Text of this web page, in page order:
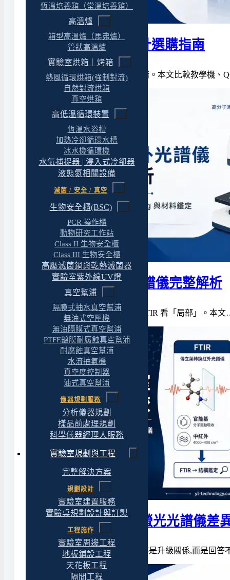
恆溫培養箱（常溫培養箱）
高溫爐
箱型高溫爐（馬弗爐）
管狀高溫爐
實驗室烘箱｜烤箱
熱風循環烘箱(強制對流)
自然對流烘箱
真空烘箱
高低溫循環裝置
恆溫水浴槽
加熱冷卻循環水槽
冰水機循環機
水氣捕捉器 | 浸入式冷卻器
液態氮相關設備
滅菌 / 安全 / 真空
生物安全櫃(BSC)
PCR 操作櫃
動物研究工作站
Class II 生物安全櫃
Class III 生物安全櫃
高壓滅菌鍋與乾熱滅菌器
實驗室紫外線UV燈
真空幫浦
隔膜式抽水真空幫浦
無油式空壓機
無油隔膜式真空幫浦
PTFE鍍膜耐腐蝕真空幫浦
耐腐蝕真空幫浦
水流抽氣機
真空度控制器
油式真空幫浦
儀器規劃服務
分析儀器規劃
樣品前處理規劃
科學儀器經理人服務
實驗室規劃與工程
完整解決方案
規劃設計
實驗室建置服務
實驗桌規劃設計與訂製
工程施作
實驗室周邊工程
地板鋪設工程
天花板工程
隔間工程
UV-Vis 分光光度計選購指南
UV-Vis 最容易買也最容易買錯。本文比較教學機、
FTIR 顯微紅外光譜儀完整解析
一般 FTIR 看「平均」,顯微 FTIR 看「局部」。本
FTIR、UV-Vis、螢光光譜儀差
FTIR、UV-Vis、螢光光譜儀不是升級關係,而是回